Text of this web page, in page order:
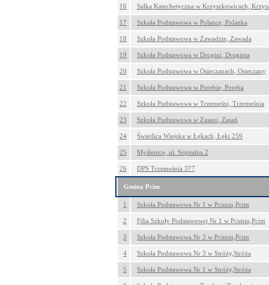
16 Salka Katechetyczna w Krzyszkowicach,
17 Szkoła Podstawowa w Polance, Polanka
18 Szkoła Podstawowa w Zawadzie, Zawada
19 Szkoła Podstawowa w Drogini, Droginia
20 Szkoła Podstawowa w Osieczanach, Osieczany
21 Szkoła Podstawowa w Porębie, Poręba
22 Szkoła Podstawowa w Trzemeśni, Trzemeśnia
23 Szkoła Podstawowa w Zasani, Zasań
24 Świetlica Wiejska w Łękach, Łęki 259
25 Myślenice, ul. Szpitalna 2
26 DPS Trzemeśnia 377
Gmina Pcim
1 Szkoła Podstawowa Nr 1 w Pcimiu,Pcim
2 Filia Szkoły Podstawowej Nr 1 w Pcimiu,Pcim
3 Szkoła Podstawowa Nr 3 w Pcimiu,Pcim
4 Szkoła Podstawowa Nr 3 w Stróży,Stróża
5 Szkoła Podstawowa Nr 1 w Stróży,Stróża